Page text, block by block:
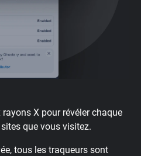
X pour révéler chaque
que vous visitez.
tous les traqueurs sont